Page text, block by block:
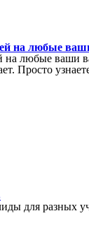
на любые
на любые ваши
Просто
для разных